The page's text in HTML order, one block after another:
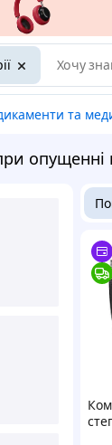
та медичні
опущенні